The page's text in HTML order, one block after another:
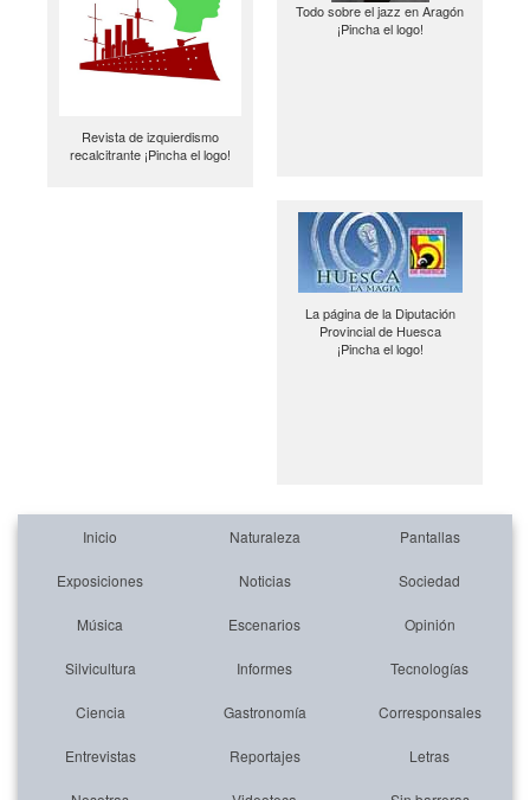
Revista de izquierdismo
recalcitrante ¡Pincha el logo!
Todo sobre el jazz en Aragón
¡Pincha el logo!
La página de la Diputación
Provincial de Huesca
¡Pincha el logo!
Inicio Naturaleza Pantallas
Exposiciones Noticias Sociedad
Música Escenarios Opinión
Silvicultura Informes Tecnologías
Ciencia Gastronomía Corresponsales
Entrevistas Reportajes Letras